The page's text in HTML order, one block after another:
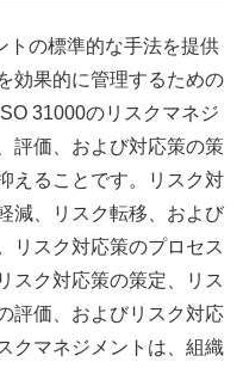
トの標準的な手法を提供
効果的に管理するための
31000のリスクマネジ
評価、および対応策の策
えることです。リスク対
減、リスク転移、および
リスク対応策のプロセス
スク対応策の策定、リス
評価、およびリスク対応
クマネジメントは、組織